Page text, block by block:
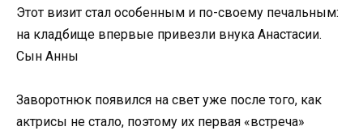
Этот визит стал особенным и по-своему печальным:
на кладбище впервые привезли внука Анастасии.
Сын Анны
Заворотнюк появился на свет уже после того, как
актрисы не стало, поэтому их первая «встреча»